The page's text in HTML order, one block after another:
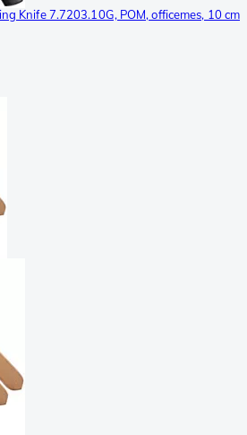
Knife 7.7203.10G, POM, officemes, 10 cm